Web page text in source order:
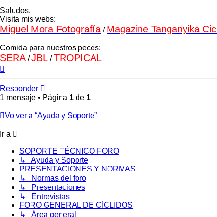
Saludos.
Visita mis webs:
Miguel Mora Fotografía / Magazine Tanganyika
Comida para nuestros peces:
SERA /JBL /TROPICAL
Responder
1 mensaje • Página 1 de 1
Volver a “Ayuda y Soporte”
Ir a
SOPORTE TÉCNICO FORO
↳ Ayuda y Soporte
PRESENTACIONES Y NORMAS
↳ Normas del foro
↳ Presentaciones
↳ Entrevistas
FORO GENERAL DE CÍCLIDOS
↳ Área general